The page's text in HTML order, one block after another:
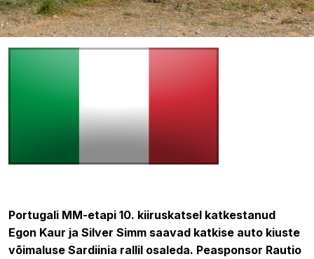
Portugali MM-etapi 10. kiiruskatsel katkestanud
Egon Kaur ja Silver Simm saavad katkise auto kiuste
võimaluse Sardiinia rallil osaleda. Peasponsor Rautio